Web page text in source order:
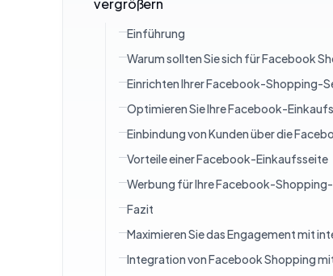
vergrößern
Einführung
Warum sollten Sie sich für Facebook
Einrichten Ihrer Facebook-Shopping-
Optimieren Sie Ihre Facebook-
Einbindung von Kunden über die
Vorteile einer Facebook-Einkaufsseite
Werbung für Ihre Facebook-
Fazit
Maximieren Sie das Engagement mit
Integration von Facebook Shopping